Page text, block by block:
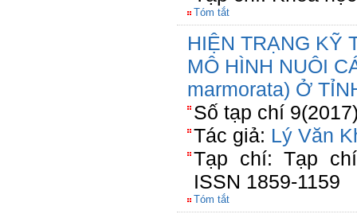
Tóm tắt
HIỆN TRẠNG KỸ
MÔ HÌNH NUÔI
marmorata) Ở
Số tạp chí
Tác giả: Lý Văn
Tạp chí: Tạp
ISSN 1859-1159
Tóm tắt